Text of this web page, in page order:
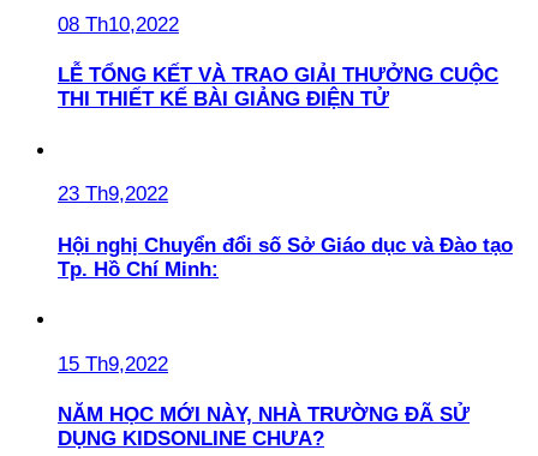
08 Th10,2022
LỄ TỔNG KẾT VÀ TRAO GIẢI THƯỞNG CUỘC
THI THIẾT KẾ BÀI GIẢNG ĐIỆN TỬ
23 Th9,2022
Hội nghị Chuyển đổi số Sở Giáo dục và Đào tạo
Tp. Hồ Chí Minh:
15 Th9,2022
NĂM HỌC MỚI NÀY, NHÀ TRƯỜNG ĐÃ SỬ
DỤNG KIDSONLINE CHƯA?